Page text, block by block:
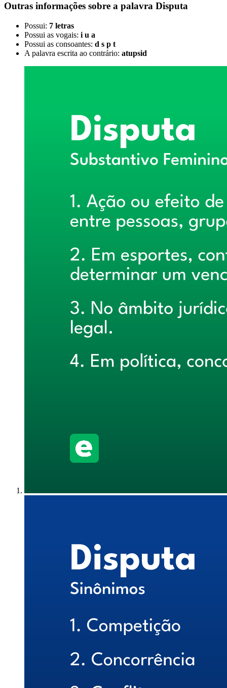
Outras informações sobre a palavra Disputa
Possui: 7 letras
Possui as vogais: i u a
Possui as consoantes: d s p t
A palavra escrita ao contrário: atupsid